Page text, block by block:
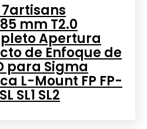
mm T2.0
Apertura
de Enfoque de
para Sigma
L-Mount FP FP-
SL1 SL2